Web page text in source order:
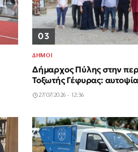
03
ΔΗΜΟΙ
Δήμαρχος Πύλης στην
Τοξωτής Γέφυρας: αυτοψία
27/07/2026 - 12:36